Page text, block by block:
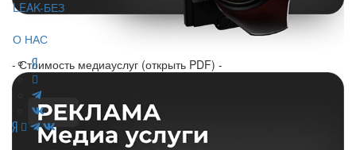
LEAK-БЕЗ
О НАС
- Стоимость медиауслуг (открыть PDF) -